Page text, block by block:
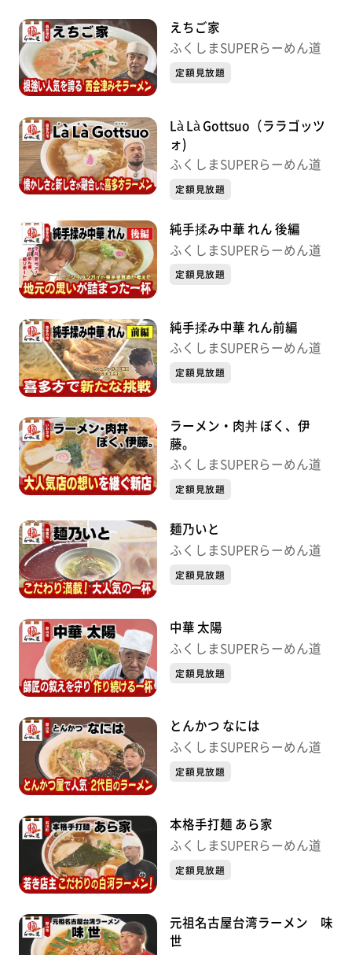
えちご家
ふくしまSUPERらーめん道
定額見放題
Là Là Gottsuo（ララゴッツ
ォ)
ふくしまSUPERらーめん道
定額見放題
純手揉み中華 れん 後編
ふくしまSUPERらーめん道
定額見放題
純手揉み中華 れん前編
ふくしまSUPERらーめん道
定額見放題
ラーメン・肉丼 ぼく、伊
藤。
ふくしまSUPERらーめん道
定額見放題
麺乃いと
ふくしまSUPERらーめん道
定額見放題
中華 太陽
ふくしまSUPERらーめん道
定額見放題
とんかつ なには
ふくしまSUPERらーめん道
定額見放題
本格手打麺 あら家
ふくしまSUPERらーめん道
定額見放題
元祖名古屋台湾ラーメン 味
世